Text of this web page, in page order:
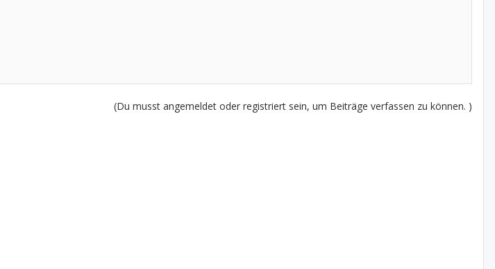
(Du musst angemeldet oder registriert sein, um Beiträge verfassen zu können. )